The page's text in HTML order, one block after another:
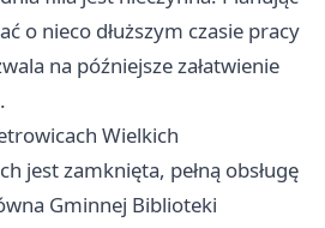
o nieco dłuższym czasie pracy
na późniejsze załatwienie
Wielkich
jest zamknięta, pełną obsługę
Gminnej Biblioteki